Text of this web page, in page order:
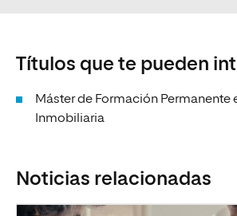
Títulos que te pueden
Máster de Formación Permanente
Inmobiliaria
Noticias relacionadas